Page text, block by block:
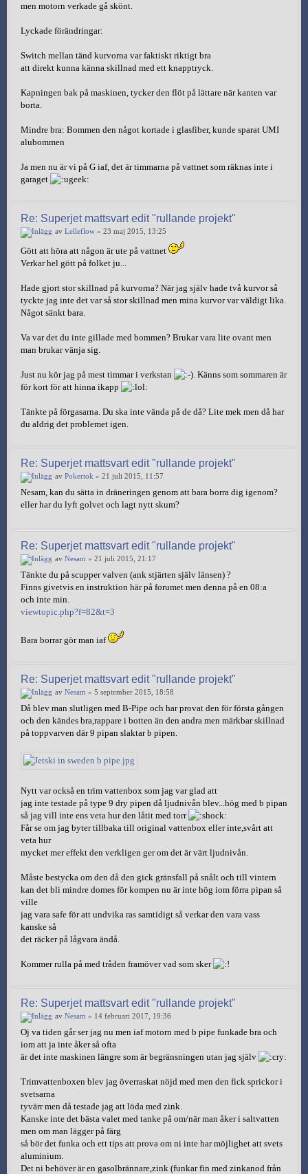
men motorn verkade gå skönt.
Lyckade förändringar:
Switch mellan tänd kurvorna var faktiskt riktigt bra
att direkt kunna känna skillnad med ett knapptryck.
Kapningen bak på maskinen, tycker den flöt på lättare när kanten var
borta.
Mindre bra: Bommen den något kortade i glasfiber, kunde sparat UMI
alubommen
Ja men nu är vi på G iaf, det är timmarna på vattnet som räknas inte i
garaget
Re: Superjet mattsvart edit "rullande projekt"
av Lelleflow » 23 maj 2015, 13:25
Gött att höra att någon är ute på vattnet
Verkar hel gött på folket ju...
Hade gjort stor skillnad på kurvorna? När jag själv hade två kurvor så
tyckte jag inte det var så stor skillnad men mina kurvor var väldigt lika.
Något sänkt bara.
Va var det du inte gillade med bommen? Brukar vara lite ovant men
man brukar vänja sig.
Just nu kör jag på mest timmar i verkstan
. Känns som sommaren är
för kort för att hinna ikapp
Tänkte på förgasarna. Du ska inte vända på de då? Lite mek men då har
du aldrig det problemet igen.
Re: Superjet mattsvart edit "rullande projekt"
av Pokertok » 21 juli 2015, 11:57
Nesam, kan du sätta in dräneringen genom att bara borra dig igenom?
eller har du lyft golvet och lagt nytt skum?
Re: Superjet mattsvart edit "rullande projekt"
av Nesam » 21 juli 2015, 21:17
Tänkte du på scupper valven (ank stjärten själv länsen) ?
Finns givetvis en instruktion här på forumet men denna på en 08:a
och inte min.
viewtopic.php?f=82&t=3
Bara borrar gör man iaf
Re: Superjet mattsvart edit "rullande projekt"
av Nesam » 5 september 2015, 18:58
Då blev man slutligen med B-Pipe och har provat den för första gången
och den kändes bra,rappare i botten än den andra men märkbar skillnad
på toppvarven där 9 pipan slaktar b pipen.
Nytt var också en trim vattenbox som jag var glad att
jag inte testade på type 9 dry pipen då ljudnivån blev...hög med b pipan
så jag vill inte ens veta hur den låtit med torr
Får se om jag byter tillbaka till original vattenbox eller inte,svårt att
veta hur
mycket mer effekt den verkligen ger om det är värt ljudnivån.
Måste bestycka om den då den gick gränsfall på snålt och till vintern
kan det bli mindre domes för kompen nu är inte hög iom förra pipan så
ville
jag vara safe för att undvika ras samtidigt så verkar den vara vass
kanske så
det räcker på lågvara ändå.
Kommer rulla på med tråden framöver vad som sker
Re: Superjet mattsvart edit "rullande projekt"
av Nesam » 14 februari 2017, 19:36
Oj va tiden går ser jag nu men iaf motorn med b pipe funkade bra och
iom att ja inte åker så ofta
är det inte maskinen längre som är begränsningen utan jag själv
Trimvattenboxen blev jag överraskat nöjd med men den fick sprickor i
svetsarna
tyvärr men då testade jag att löda med zink.
Kanske inte det bästa valet med tanke på om/när man åker i saltvatten
men om man lägger på färg
så bör det funka och ett tips att prova om ni inte har möjlighet att svets
aluminium.
Det ni behöver är en gasolbrännare,zink (funkar fin med zinkanod från